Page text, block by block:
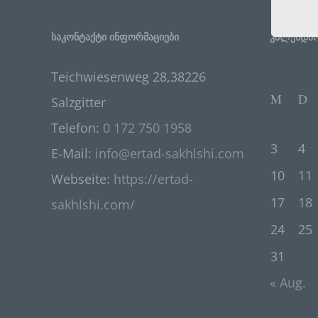
საკონტაქტი ინფორმაციები
Teichwiesenweg 28,38226
Salzgitter
Telefon: 0 172 750 1958
E-Mail: info@ertad-sakhlshi.com
Webseite: https://ertad-
sakhlshi.com/
M
D
3
4
10
11
17
18
24
25
31
« Aug.